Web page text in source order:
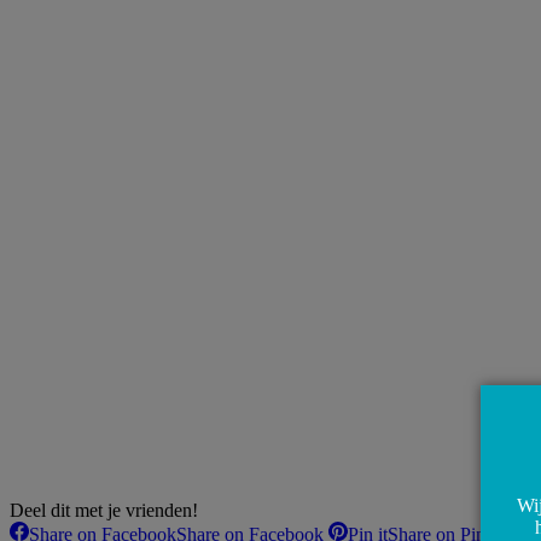
Deel dit met je vrienden!
Share on FacebookShare on Facebook Pin itShare on Pinterest